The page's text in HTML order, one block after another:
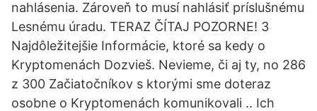
nahlásenia. Zároveň to musí nahlásiť príslušnému
Lesnému úradu. TERAZ ČÍTAJ POZORNE! 3
Najdôležitejšie Informácie, ktoré sa kedy o
Kryptomenách Dozvieš. Nevieme, či aj ty, no 286
z 300 Začiatočníkov s ktorými sme doteraz
osobne o Kryptomenách komunikovali .. Ich